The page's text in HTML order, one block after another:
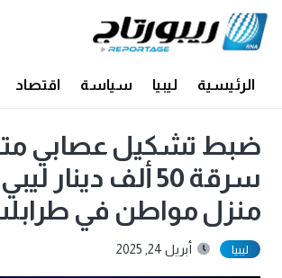
الرئيسية ليبيا سياسة اقتصاد
ضبط تشكيل عصابي
سرقة 50 ألف دينار
منزل مواطن في
ليبيا أبريل 24, 2025